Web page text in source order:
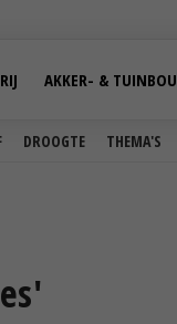
DROOGTE THEMA'S
AKKER- &